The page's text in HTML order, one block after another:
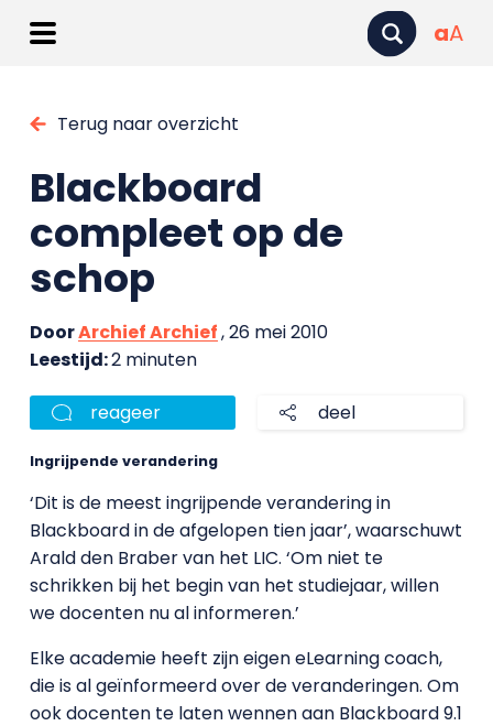
aA
Terug naar overzicht
Blackboard
compleet op de
schop
DoorArchief Archief, 26 mei 2010
Leestijd:2 minuten
reageer deel
Ingrijpende verandering
‘Dit is de meest ingrijpende verandering in
Blackboard in de afgelopen tien jaar’, waarschuwt
Arald den Braber van het LIC. ‘Om niet te
schrikken bij het begin van het studiejaar, willen
we docenten nu al informeren.’
Elke academie heeft zijn eigen eLearning coach,
die is al geïnformeerd over de veranderingen. Om
ook docenten te laten wennen aan Blackboard 9.1